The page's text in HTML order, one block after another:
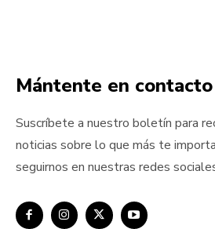
Mántente en contacto
Suscríbete a nuestro boletín para
noticias sobre lo que más te
seguirnos en nuestras redes